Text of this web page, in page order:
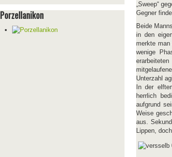
Porzellanikon
„Sweep“
Gegner
Beide
in den
merkte
wenige
Unterzahl
In der
herrlich
aufgrund
Weise
aus.
Lippen,